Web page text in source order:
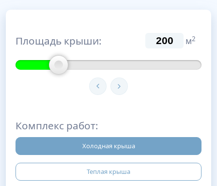
Площадь крыши: м2
Комплекс работ:
Холодная крыша
Теплая крыша